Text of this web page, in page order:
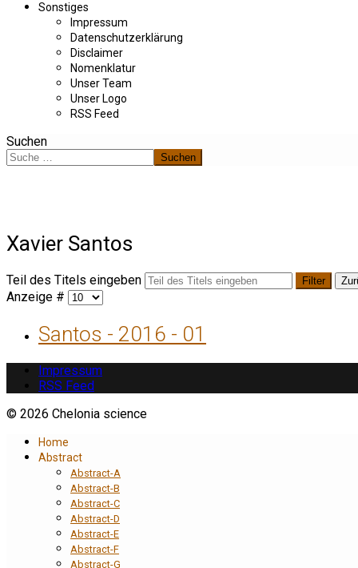
Sonstiges
Impressum
Datenschutzerklärung
Disclaimer
Nomenklatur
Unser Team
Unser Logo
RSS Feed
Suchen
Suchen
Xavier Santos
Teil des Titels eingeben Filter
Anzeige #
Santos - 2016 - 01
Impressum
RSS Feed
© 2026 Chelonia science
Home
Abstract
Abstract-A
Abstract-B
Abstract-C
Abstract-D
Abstract-E
Abstract-F
Abstract-G